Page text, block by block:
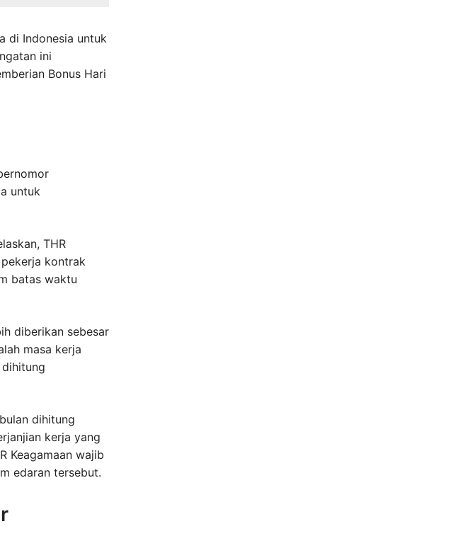
di Indonesia untuk
ini
Bonus Hari
untuk
THR
kontrak
batas waktu
diberikan sebesar
masa kerja
dihitung
kerja yang
Keagamaan wajib
edaran tersebut.